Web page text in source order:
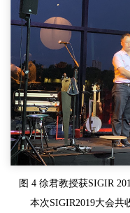
图 4 徐君教授获SIGIR
本次SIGIR2019大会共